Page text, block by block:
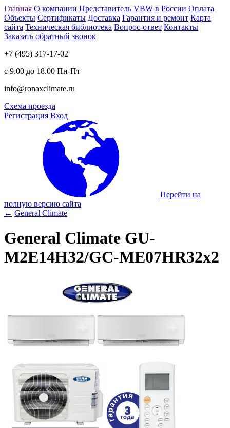
Главная О компании Представитель VBW в России Оплата
Объекты Сертификаты Доставка Гарантия и ремонт Карта
сайта Техническая библиотека Вопрос-ответ Контакты
Заказать обратный звонок
+7 (495) 317-17-02
с 9.00 до 18.00 Пн-Пт
info@ronaxclimate.ru
Схема проезда
Регистрация Вход
Перейти на
полную версию сайта
← General Climate
General Climate GU-
M2E14H32/GC-ME07HR32x2